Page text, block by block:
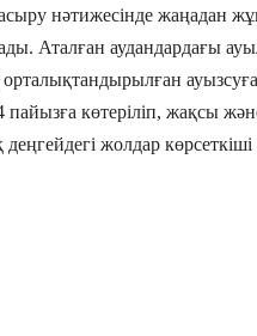
нәтижесінде жаңадан
Аталған аудандардағы
пайызға көтеріліп, жақсы
жолдар